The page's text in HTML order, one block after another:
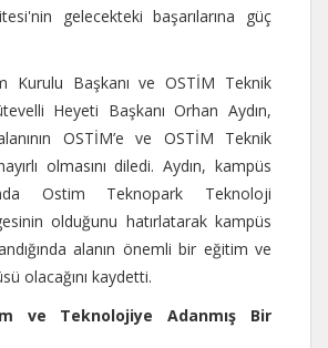
gelecekteki başarılarına güç
Kurulu Başkanı ve OSTİM Teknik
Heyeti Başkanı Orhan Aydın,
OSTİM’e ve OSTİM Teknik
olmasını diledi. Aydın, kampüs
Ostim Teknopark Teknoloji
olduğunu hatırlatarak kampüs
alanın önemli bir eğitim ve
olacağını kaydetti.
ve Teknolojiye Adanmış Bir